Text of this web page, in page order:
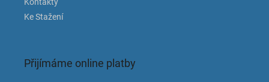
Ke Stažení
Přijímáme online platby